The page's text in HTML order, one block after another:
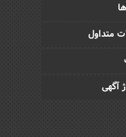
متداول
آگهی